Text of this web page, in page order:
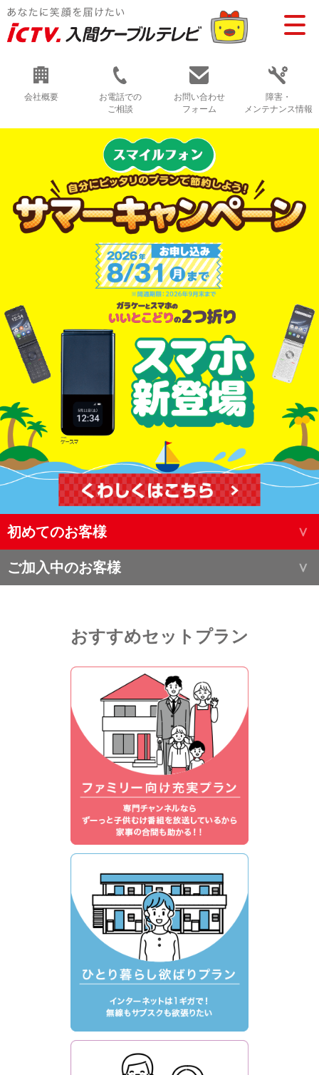
会社概要
お電話での
ご相談
お問い合わせ
フォーム
障害・
メンテナンス情報
初めてのお客様
ご加入中のお客様
おすすめセットプラン